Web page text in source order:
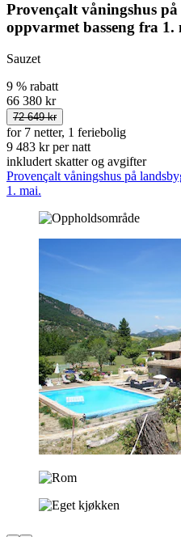
Provençalt våningshus
oppvarmet basseng fra 1.
Sauzet
9 % rabatt
66 380 kr
72 649 kr
for 7 netter, 1 feriebolig
9 483 kr per natt
inkludert skatter og avgifter
Provençalt våningshus på
1. mai.